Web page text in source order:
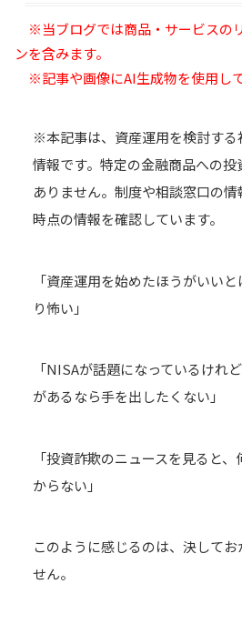
※当ブログでは商品・サービスの
ンを含みます。
※記事や画像にAI生成物を使用して
※本記事は、資産運用を検討す
情報です。特定の金融商品への
ありません。制度や相談窓口の
時点の情報を確認しています。
「資産運用を始めたほうがいい
り怖い」
「NISAが話題になっているけれ
があるなら手を出したくない」
「投資詐欺のニュースを見ると
からない」
このように感じるのは、決して
せん。